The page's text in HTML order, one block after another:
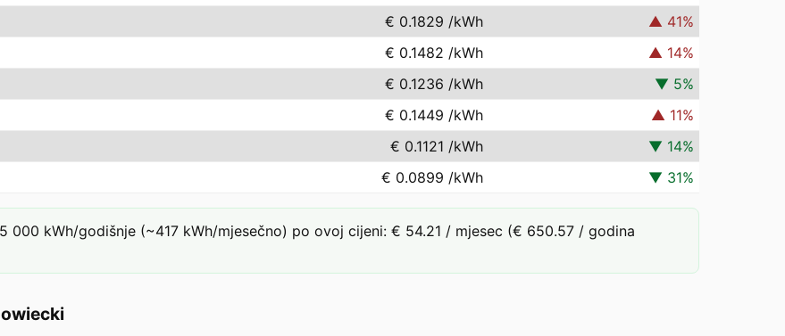
€ 0.1829 /kWh ▲ 41%
€ 0.1482 /kWh ▲ 14%
€ 0.1236 /kWh ▼ 5%
€ 0.1449 /kWh ▲ 11%
€ 0.1121 /kWh ▼ 14%
€ 0.0899 /kWh ▼ 31%
000 kWh/godišnje (~417 kWh/mjesečno) po ovoj cijeni: € 54.21 / mjesec (€ 650.57 / godina